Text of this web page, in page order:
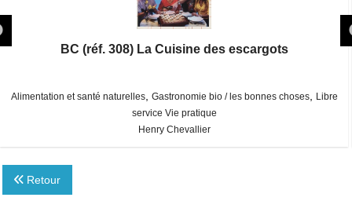
BC (réf. 308) La Cuisine des escargots
Alimentation et santé naturelles, Gastronomie bio / les bonnes choses,
Libre
service Vie pratique
Henry Chevallier
Retour